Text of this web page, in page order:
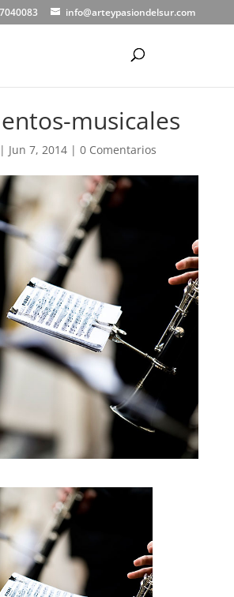
info@arteypasiondelsur.com
musicales
Jun 7, 2014| 0 Comentarios